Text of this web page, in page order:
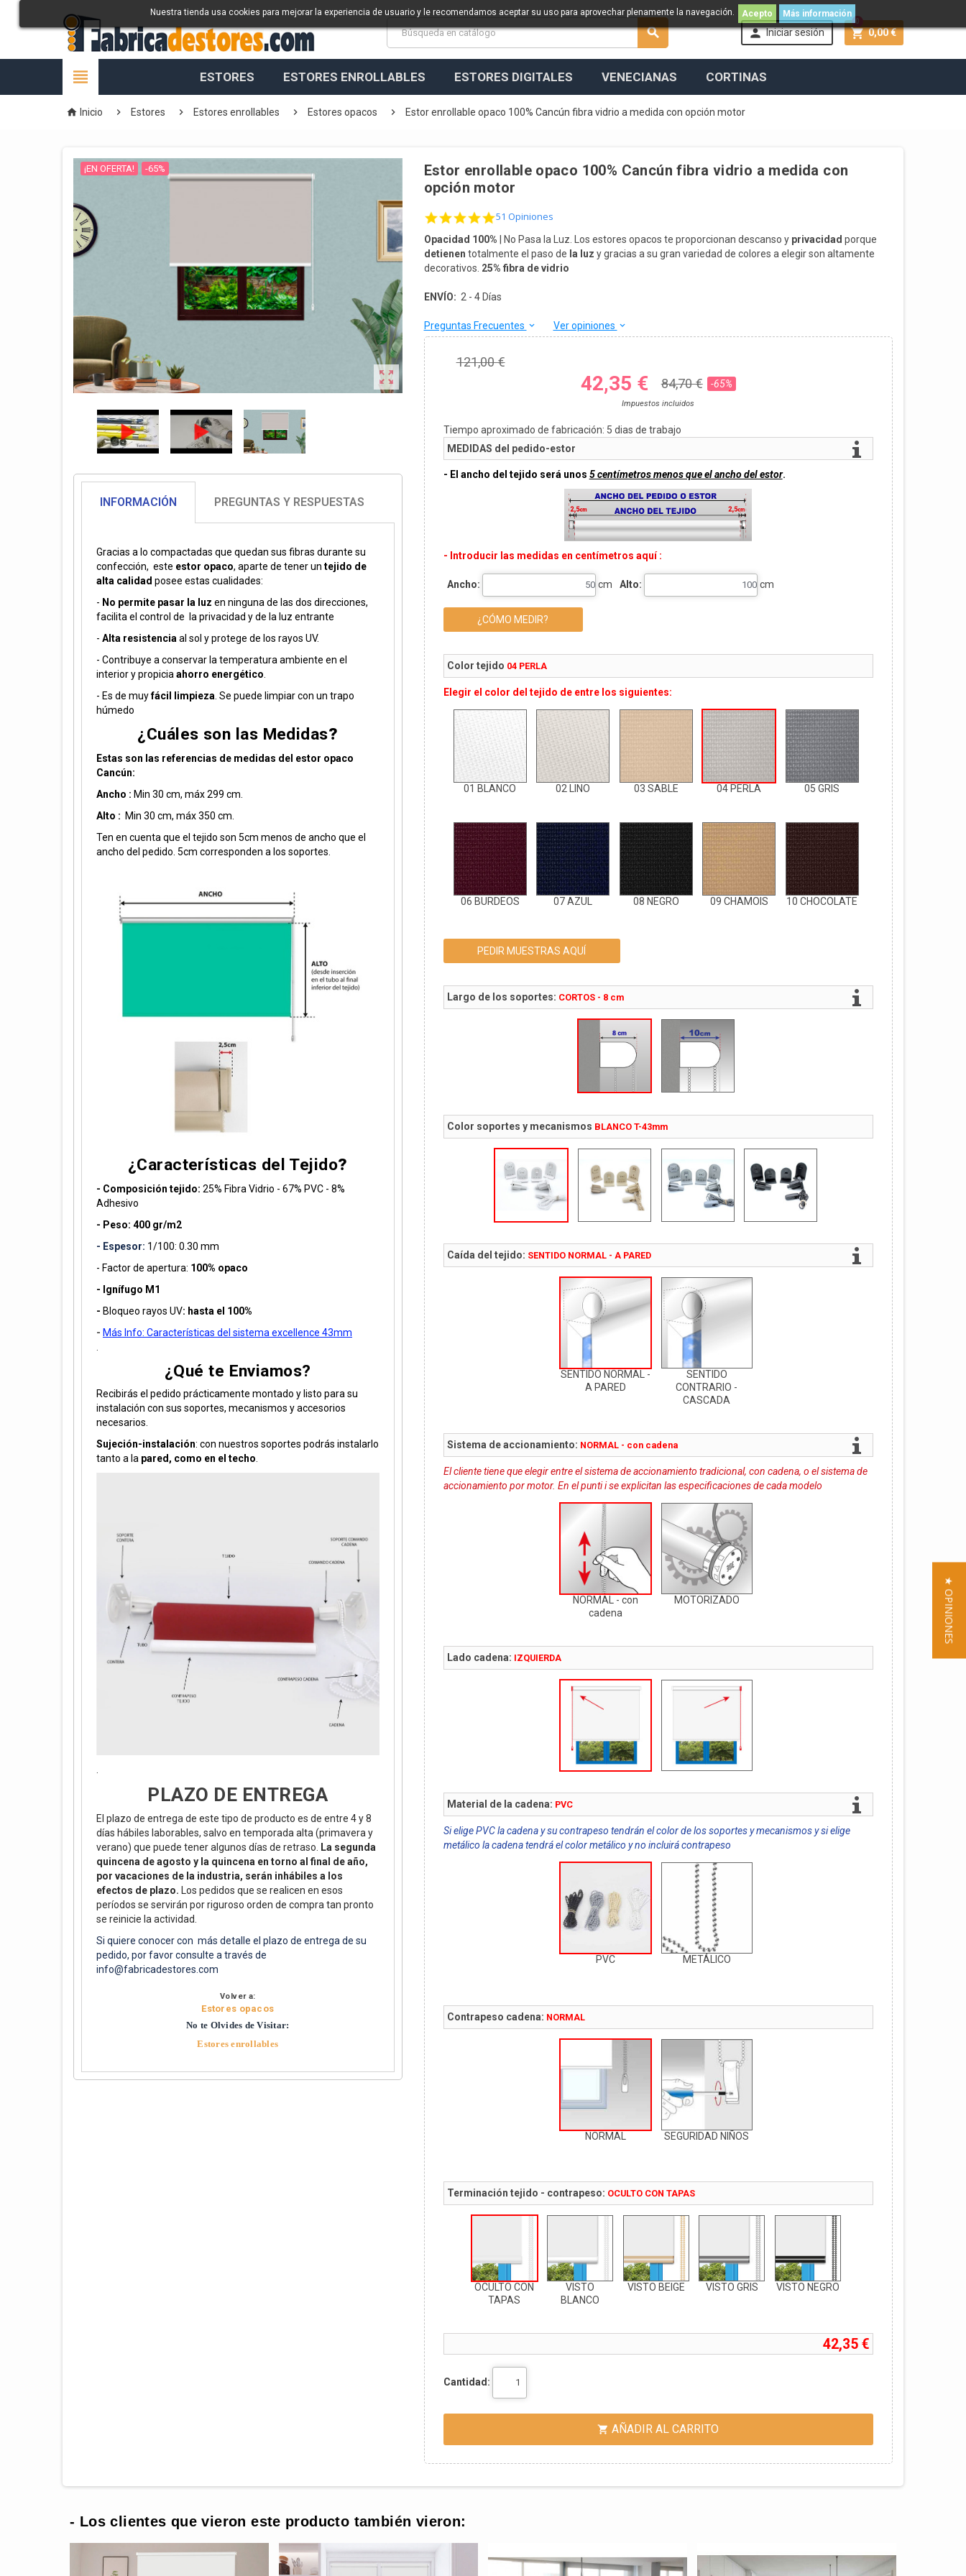
  Iniciar sesión  0,00 €
0
Nuestra tienda usa cookies para mejorar la experiencia de usuario y le recomendamos aceptar su uso para aprovechar plenamente la navegación. Acepto Más información
 ESTORES ESTORES ENROLLABLES ESTORES DIGITALES VENECIANAS CORTINAS
 Inicio  Estores  Estores enrollables  Estores opacos  Estor enrollable opaco 100% Cancún fibra vidrio a medida con opción motor

¡EN OFERTA! -65%
INFORMACIÓN PREGUNTAS Y RESPUESTAS
Gracias a lo compactadas que quedan sus fibras durante su
confección, este estor opaco, aparte de tener un tejido de
alta calidad posee estas cualidades:
- No permite pasar la luz en ninguna de las dos direcciones,
facilita el control de la privacidad y de la luz entrante
- Alta resistencia al sol y protege de los rayos UV.
- Contribuye a conservar la temperatura ambiente en el
interior y propicia ahorro energético
- Es de muyfácil limpieza . Se puede limpiar con un trapo
húmedo
¿Cuáles son las Medidas?
Estas son las referencias de medidas del estor opaco
Cancún:
Ancho : Min 30 cm, máx 299 cm.
Alto : Min 30 cm, máx 350 cm.
Ten en cuenta que el tejido son 5cm menos de ancho que el
ancho del pedido. 5cm corresponden a los soportes.
¿Características del Tejido?
- Composición tejido: 25% Fibra Vidrio - 67% PVC - 8%
Adhesivo
- Peso: 400 gr/m2
- Espesor: 1/100: 0.30 mm
- Factor de apertura: 100% opaco
- Ignífugo M1
- Bloqueo rayos UV: hasta el 100%
- Más Info: Características del sistema excellence 43mm
¿Qué te Enviamos?
Recibirás el pedido prácticamente montado y listo para su
instalación con sus soportes, mecanismos y accesorios
necesarios.
Sujeción-instalación: con nuestros soportes podrás instalarlo
tanto a la pared, como en el techo
PLAZO DE ENTREGA
El plazo de entrega de este tipo de producto es de entre 4 y 8
días hábiles laborables, salvo en temporada alta (primavera y
verano) que puede tener algunos días de retraso.
La segunda
quincena de agosto y la quincena en torno al final de año,
por vacaciones de la industria, serán inhábiles a los
efectos de plazo. Los pedidos que se realicen en esos
períodos se servirán por riguroso orden de compra tan pronto
se reinicie la actividad.
Si quiere conocer con más detalle el plazo de entrega de su
pedido, por favor consulte a través de
info@fabricadestores.com
Volver a:
Estores opacos
No te Olvides de Visitar:
Estores enrollables
Estor enrollable opaco 100% Cancún fibra vidrio a medida con
opción motor
4.8 star rating
51 Opiniones
Opacidad 100% | No Pasa la Luz. Los estores opacos te proporcionan descanso y privacidad porque
detienen totalmente el paso de la luz y gracias a su gran variedad de colores a elegir son altamente
decorativos. 25% fibra de vidrio
ENVÍO: 2 - 4 Días
Preguntas Frecuentes keyboard_arrow_down Ver opiniones keyboard_arrow_down
121,00 €
42,35 € 84,70 € -65%
Impuestos incluidos
Tiempo aproximado de fabricación: 5 dias de trabajo
MEDIDAS del pedido-estor
- El ancho del tejido será unos 5 centímetros menos que el ancho del estor.
- Introducir las medidas en centímetros aquí :
Ancho: cm Alto: cm
¿CÓMO MEDIR?
Color tejido 04 PERLA
Elegir el color del tejido de entre los siguientes:
01 BLANCO 02 LINO 03 SABLE 04 PERLA 05 GRIS
06 BURDEOS 07 AZUL 08 NEGRO 09 CHAMOIS 10 CHOCOLATE
PEDIR MUESTRAS AQUÍ
Largo de los soportes: CORTOS - 8 cm
Color soportes y mecanismos BLANCO T-43mm
Caída del tejido: SENTIDO NORMAL - A PARED
SENTIDO NORMAL -
A PARED
SENTIDO
CONTRARIO -
CASCADA
Sistema de accionamiento: NORMAL - con cadena
El cliente tiene que elegir entre el sistema de accionamiento tradicional, con cadena, o el sistema de
accionamiento por motor. En el punti i se explicitan las especificaciones de cada modelo
NORMAL - con
cadena
MOTORIZADO
Lado cadena: IZQUIERDA
Material de la cadena: PVC
Si elige PVC la cadena y su contrapeso tendrán el color de los soportes y mecanismos y si elige
metálico la cadena tendrá el color metálico y no incluirá contrapeso
PVC METÁLICO
Contrapeso cadena: NORMAL
NORMAL SEGURIDAD NIÑOS
Terminación tejido - contrapeso: OCULTO CON TAPAS
OCULTO CON
TAPAS
VISTO
BLANCO
VISTO BEIGE VISTO GRIS VISTO NEGRO
42,35 €
Cantidad:
 AÑADIR AL CARRITO
- Los clientes que vieron este producto también vieron:
★ OPINIONES